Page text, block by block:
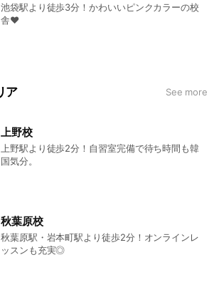
池袋駅より徒歩3分！かわいいピンクカラーの校
舎♥
ア See more
上野校
上野駅より徒歩2分！自習室完備で待ち時間も韓
国気分。
秋葉原校
秋葉原駅・岩本町駅より徒歩2分！オンラインレ
ッスンも充実◎